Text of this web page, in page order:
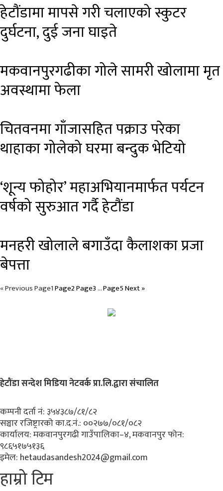
हेटौंडामा मापसे गरी चलाएको स्कुटर
दुर्घटना, दुई जना घाइते
मकवानपुरगढीका गोले सामरी खोलामा मृत
अवस्थामा फेला
चितवनमा गाँजासहित पक्राउ परेका
थाहाका गोलेको घरमा बन्दुक भेटियो
‘शून्य फोहोर’ महाअभियानमार्फत पर्यटन
वर्षको सुरुआत गर्दै हेटौंडा
मनहरी खोलाले बगाउँदा कैलाशका प्रजा
बेपत्ता
« PreviousPage1Page2Page3…Page5Next »
हेटौंडा सन्देश मिडिया नेटवर्क प्रा.लि.द्वारा संचालित
कम्पनी दर्ता नं: ३५४३८७/८१/८२
सञ्चार रजिष्ट्रारको का.द.नं.: ००२७७/०८१/०८२
कार्यालय:मकवानपुरगढी गाउँपालिका–४, मकवानपुरफोन:
९८६५१७५१३६
इमेल: hetaudasandesh2024@gmail.com
हाम्रो टिम